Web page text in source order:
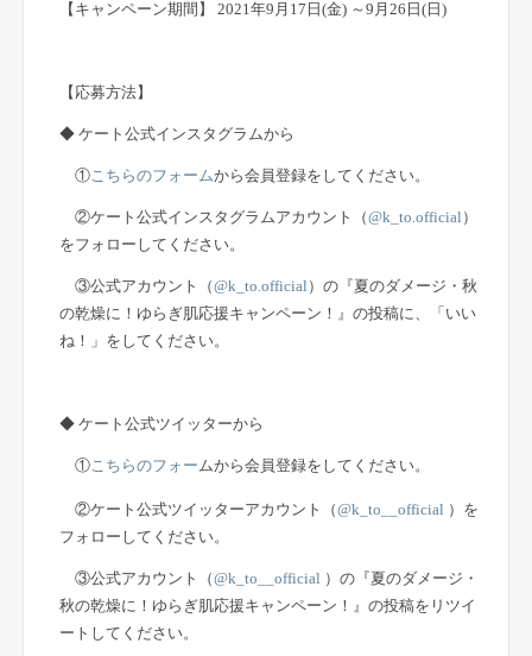
【 キャンペーン期間 】 2021年9月17日(金) ～9月26日(日)
【 応募方法】
◆ ケート公式インスタグラムから
①こちらのフォームから会員登録をしてください。
②ケート公式インスタグラムアカウント（@k_to.official ）
をフォローしてください。
③公式アカウント（@k_to.official ）の『夏のダメージ・秋
の乾燥に！ゆらぎ肌応援キャンペーン！』の投稿に、「いい
ね！」をしてください。
◆ ケート公式ツイッターから
①こちらのフォームから会員登録をしてください。
②ケート公式ツイッターアカウント（@k_to__official ）を
フォローしてください。
③公式アカウント（@k_to__official ）の『夏のダメージ・
秋の乾燥に！ゆらぎ肌応援キャンペーン！』の投稿をリツイ
ートしてください。